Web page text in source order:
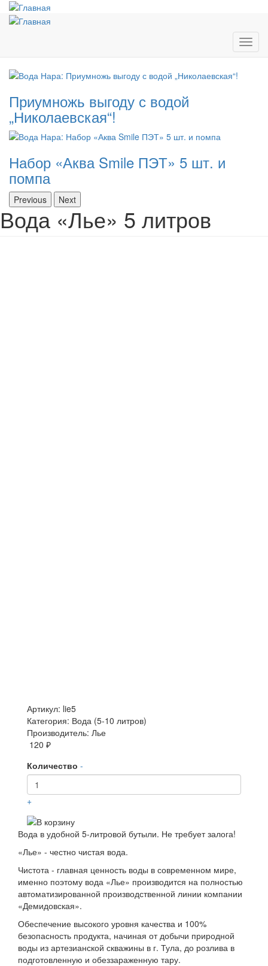
Перейти
Приумножь выгоду с водой
„Николаевская“!
Набор «Аква Smile ПЭТ» 5 шт. и
помпа
Previous Next
Вода «Лье» 5 литров
Артикул: lie5
Категория: Вода (5-10 литров)
Производитель: Лье
120 ₽
Количество -
+
Вода в удобной 5-литровой бутыли. Не требует залога!
«Лье» - честно чистая вода.
Чистота - главная ценность воды в современном мире,
именно поэтому вода «Лье» производится на полностью
автоматизированной производственной линии компании
«Демидовская».
Обеспечение высокого уровня качества и 100%
безопасность продукта, начиная от добычи природной
воды из артезианской скважины в г. Тула, до розлива в
подготовленную и обеззараженную тару.